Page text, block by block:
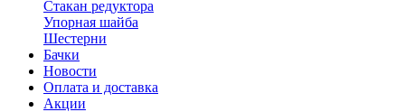
Стакан редуктора
Упорная шайба
Шестерни
Бачки
Новости
Оплата и доставка
Акции